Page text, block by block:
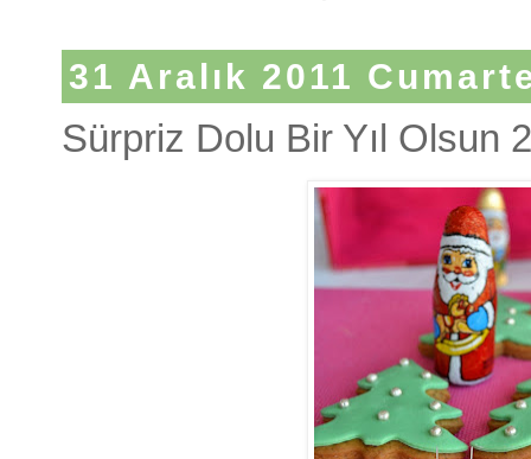
31 Aralık 2011
Sürpriz Dolu Bir Yıl Olsun